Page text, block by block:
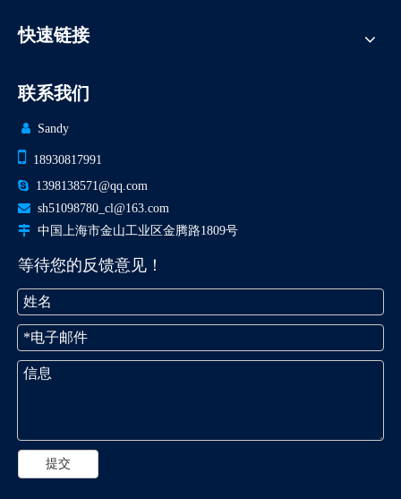
快速链接
联系我们
 Sandy
 18930817991
 1398138571@qq.com
 sh51098780_cl@163.com
 中国上海市金山工业区金腾路1809号
等待您的反馈意见！
提交